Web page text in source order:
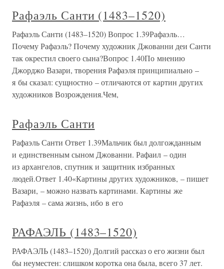
Рафаэль Санти (1483–1520)
Рафаэль Санти (1483–1520) Вопрос 1.39Рафаэль…
Почему Рафаэль? Почему художник Джованни деи Санти
так окрестил своего сына?Вопрос 1.40По мнению
Джорджо Вазари, творения Рафаэля принципиально –
я бы сказал: сущностно – отличаются от картин других
художников Возрождения.Чем,
Рафаэль Санти
Рафаэль Санти Ответ 1.39Мальчик был долгожданным
и единственным сыном Джованни. Рафаил – один
из архангелов, спутник и защитник избранных
людей.Ответ 1.40«Картины других художников, – пишет
Вазари, – можно назвать картинами. Картины же
Рафаэля – сама жизнь, ибо в его
РАФАЭЛЬ (1483–1520)
РАФАЭЛЬ (1483–1520) Долгий рассказ о его жизни был
бы неуместен: слишком коротка она была, всего 37 лет.